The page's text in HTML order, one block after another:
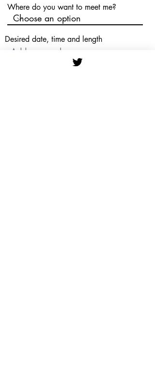
Where do you want to meet me?
Desired date, time and length